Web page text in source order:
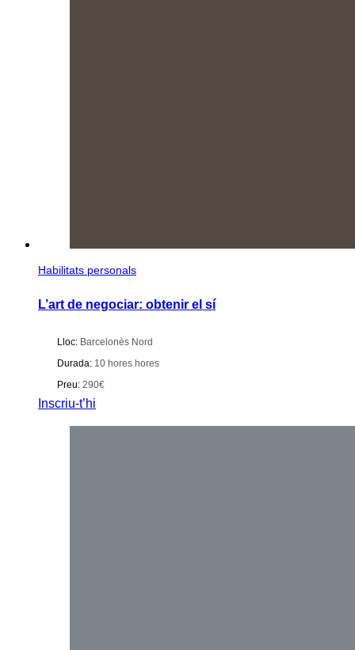
Habilitats personals
L’art de negociar: obtenir el sí
Lloc: Barcelonès Nord
Durada: 10 hores hores
Preu: 290€
Inscriu-t’hi